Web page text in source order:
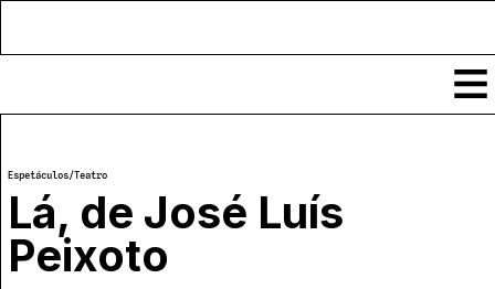
Notícias
Classificados
Ver todos
Agenda
Espetáculos/Teatro
Lá, de José Luís
Peixoto